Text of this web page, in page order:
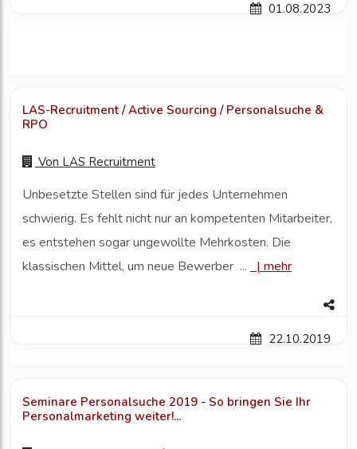
01.08.2023
LAS-Recruitment / Active Sourcing / Personalsuche &
RPO
Von LAS Recruitment
Unbesetzte Stellen sind für jedes Unternehmen
schwierig. Es fehlt nicht nur an kompetenten Mitarbeiter,
es entstehen sogar ungewollte Mehrkosten. Die
klassischen Mittel, um neue Bewerber ...
| mehr
22.10.2019
Seminare Personalsuche 2019 - So bringen Sie Ihr
Personalmarketing weiter!...